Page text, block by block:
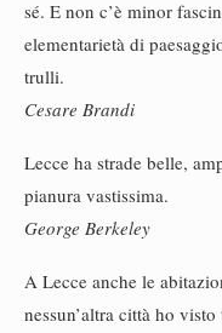
sé. E non c’è minor
elementarietà di
trulli.
Cesare Brandi
Lecce ha strade belle,
pianura vastissima.
George Berkeley
A Lecce anche le
nessun’altra città ho